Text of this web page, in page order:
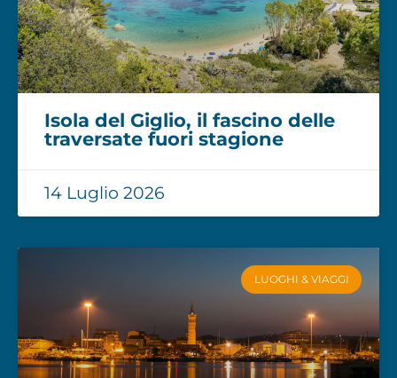
Isola del Giglio, il fascino delle
traversate fuori stagione
14 Luglio 2026
LUOGHI & VIAGGI